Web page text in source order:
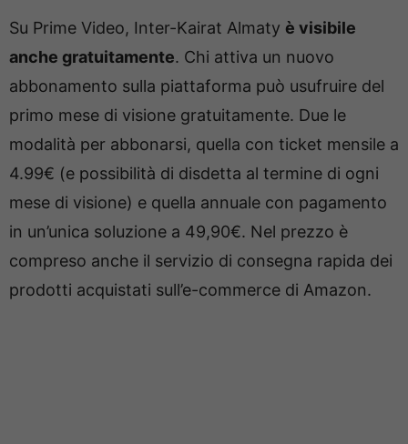
Su Prime Video, Inter-Kairat Almaty è visibile
anche gratuitamente. Chi attiva un nuovo
abbonamento sulla piattaforma può usufruire del
primo mese di visione gratuitamente. Due le
modalità per abbonarsi, quella con ticket mensile a
4.99€ (e possibilità di disdetta al termine di ogni
mese di visione) e quella annuale con pagamento
in un’unica soluzione a 49,90€. Nel prezzo è
compreso anche il servizio di consegna rapida dei
prodotti acquistati sull’e-commerce di Amazon.